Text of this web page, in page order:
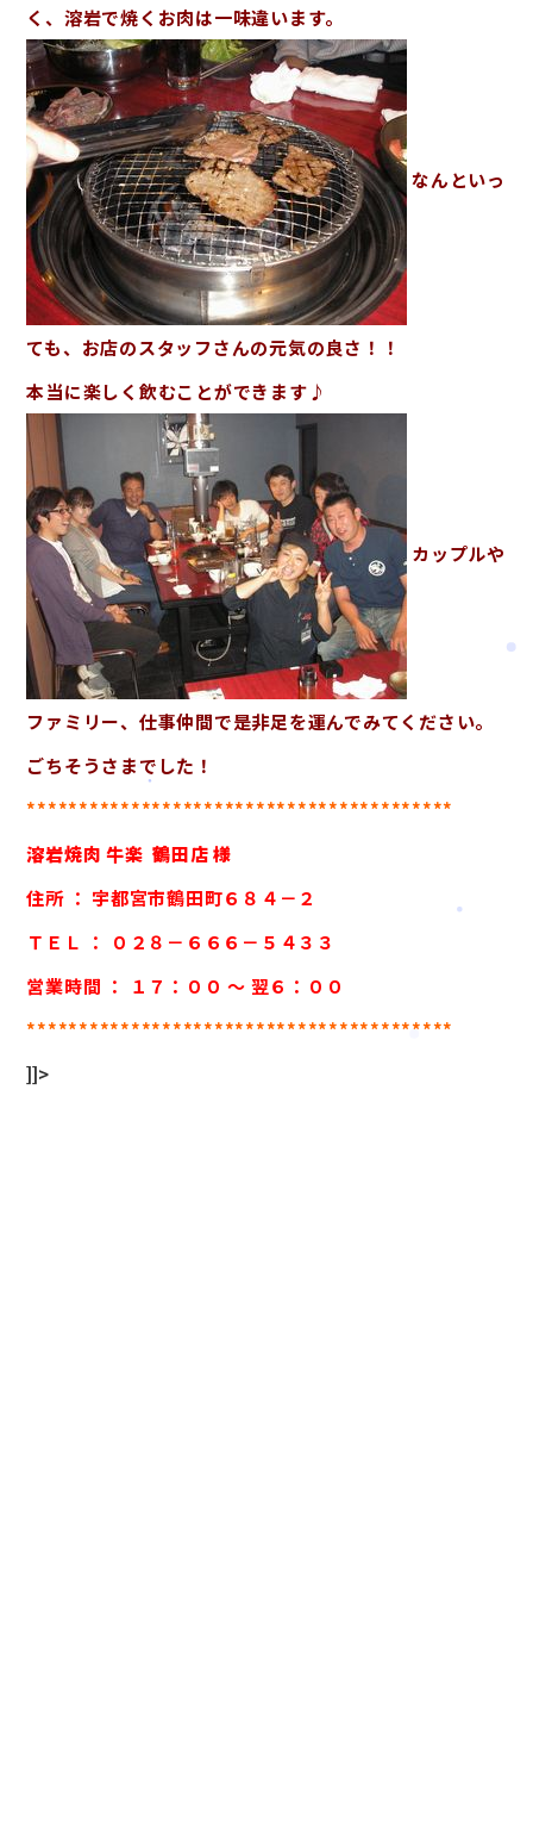
く、溶岩で焼くお肉は一味違います。
なんといっ
ても、お店のスタッフさんの元気の良さ！！
本当に楽しく飲むことができます♪
カップルや
ファミリー、仕事仲間で是非足を運んでみてください。
ごちそうさまでした！
*****************************************
溶岩焼肉 牛楽 鶴田店 様
住所 ： 宇都宮市鶴田町６８４－２
ＴＥＬ ： ０２８－６６６－５４３３
営業時間 ： １７：００ ～ 翌６：００
*****************************************
]]>